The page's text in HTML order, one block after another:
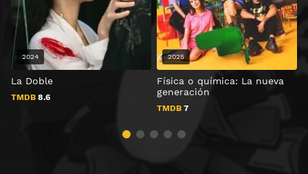
La Doble
TMDB 8.6
2024
Física o química: La nueva
generación
TMDB 7
2025